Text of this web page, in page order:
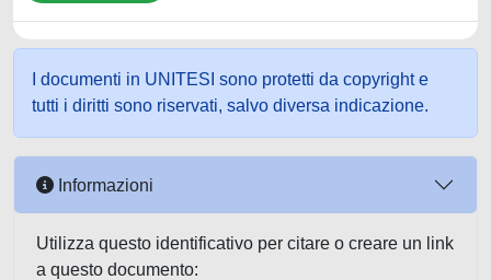
I documenti in UNITESI sono protetti da copyright e
tutti i diritti sono riservati, salvo diversa indicazione.
Informazioni
Utilizza questo identificativo per citare o creare un link
a questo documento: